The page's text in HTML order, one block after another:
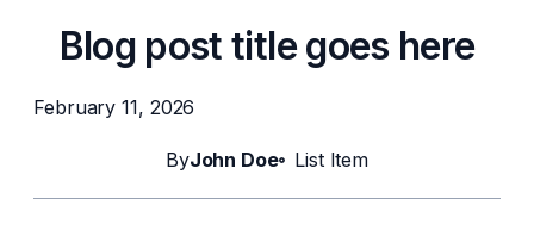
Blog post title goes here
February 11, 2026
ByJohn Doe List Item